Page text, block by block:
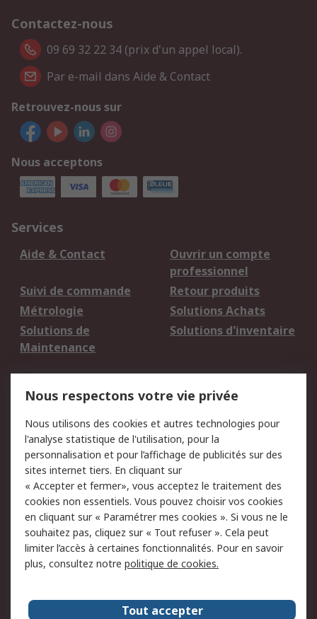
Contactez-nous
09 69 32 22 34 (prix d'un appel local).
Par e-mail dans Aide & Contact
Retrouvez-nous sur
Nous acceptons
Services
Aide & Contact
Ouvrir un compte
professionnel
Suivi de commande
Retour produits
Métrologie
Solutions Achats
Solutions de
Maintenance
Solutions d'inventaire
du site
Politique de protection
des données - Mise à
jour
Sécurité des E-mails
Conditions générales
de vente
Politique anti-
corruption
Campagnes marketing
A propos de RS
A propos de RS France
Evénements
Nous respectons votre vie privée
Nous utilisons des cookies et autres technologies pour
l'analyse statistique de l'utilisation, pour la
personnalisation et pour l’affichage de publicités sur des
sites internet tiers. En cliquant sur
« Accepter et fermer», vous acceptez le traitement des
cookies non essentiels. Vous pouvez choisir vos cookies
en cliquant sur « Paramétrer mes cookies ». Si vous ne le
souhaitez pas, cliquez sur « Tout refuser ». Cela peut
limiter l’accès à certaines fonctionnalités. Pour en savoir
plus, consultez notre politique de cookies.
Tout accepter